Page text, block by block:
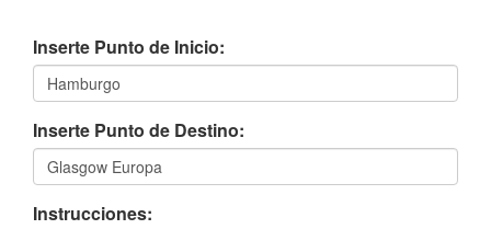
Inserte Punto de Inicio:
Inserte Punto de Destino:
Instrucciones: